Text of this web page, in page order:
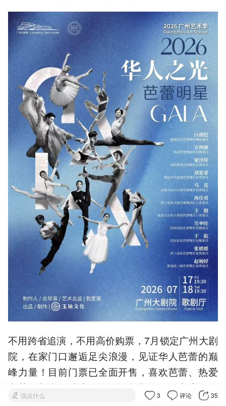
不用跨省追演，不用高价购票，7月锁定广州大剧
院，在家门口邂逅足尖浪漫，见证华人芭蕾的巅
峰力量！目前门票已全面开售，喜欢芭蕾、热爱
文艺、想学舞观演的朋友，赶紧抢票锁定席位，
共赴这场7月专属大湾区的芭蕾星光盛宴！
说点什么 3 评论 35